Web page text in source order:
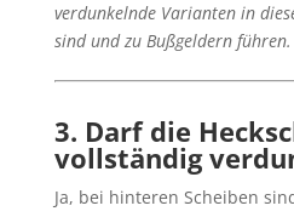
verdunkelnde Varianten in
sind und zu Bußgeldern führen.
3. Darf die
vollständig
Ja, bei hinteren Scheiben